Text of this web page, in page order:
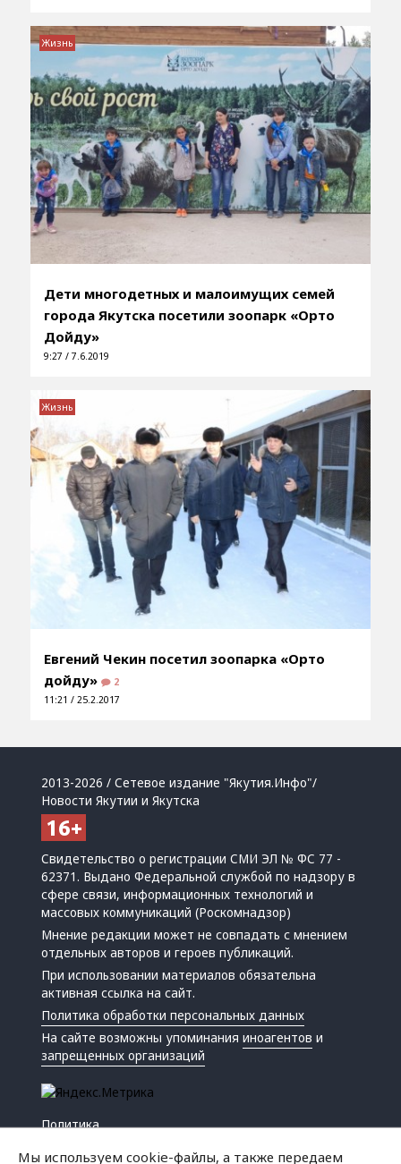
Дети многодетных и малоимущих семей
города Якутска посетили зоопарк «Орто
Дойду»
9:27 / 7.6.2019
Жизнь
Евгений Чекин посетил зоопарка «Орто
дойду»
2
11:21 / 25.2.2017
Жизнь
2013-2026 / Сетевое издание "Якутия.Инфо"/
Новости Якутии и Якутска
Свидетельство о регистрации СМИ ЭЛ № ФС 77 -
62371. Выдано Федеральной службой по надзору в
сфере связи, информационных технологий и
массовых коммуникаций (Роскомнадзор)
Мнение редакции может не совпадать с мнением
отдельных авторов и героев публикаций.
При использовании материалов обязательна
активная ссылка на сайт.
Политика обработки персональных данных
На сайте возможны упоминанияиноагентов и
запрещенных организаций
Политика
Мы используем cookie-файлы, а также передаем